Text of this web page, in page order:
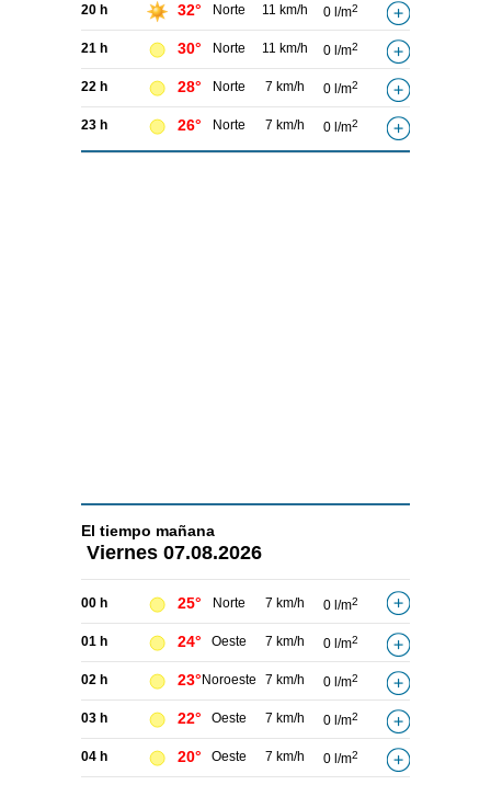
20 h 32° Norte 11 km/h 0 l/m2
21 h 30° Norte 11 km/h 0 l/m2
22 h 28° Norte 7 km/h 0 l/m2
23 h 26° Norte 7 km/h 0 l/m2
El tiempo mañana
Viernes 07.08.2026
00 h 25° Norte 7 km/h 0 l/m2
01 h 24° Oeste 7 km/h 0 l/m2
02 h 23° Noroeste 7 km/h 0 l/m2
03 h 22° Oeste 7 km/h 0 l/m2
04 h 20° Oeste 7 km/h 0 l/m2